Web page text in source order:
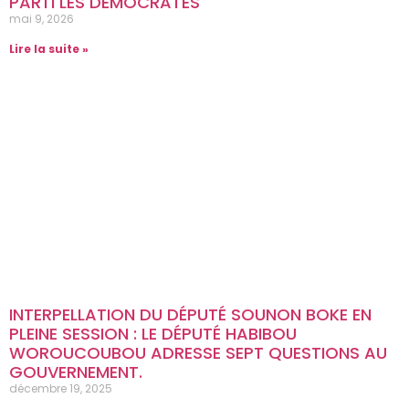
mai 9, 2026
Lire la suite »
INTERPELLATION DU DÉPUTÉ SOUNON BOKE EN
PLEINE SESSION : LE DÉPUTÉ HABIBOU
WOROUCOUBOU ADRESSE SEPT QUESTIONS AU
GOUVERNEMENT.
décembre 19, 2025